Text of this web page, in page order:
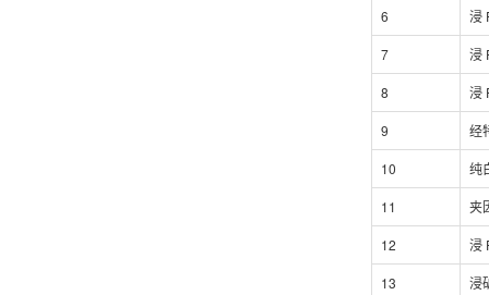
6 浸
7 浸
8 浸
9 经
10 纯
11 夹
12 浸
13 浸